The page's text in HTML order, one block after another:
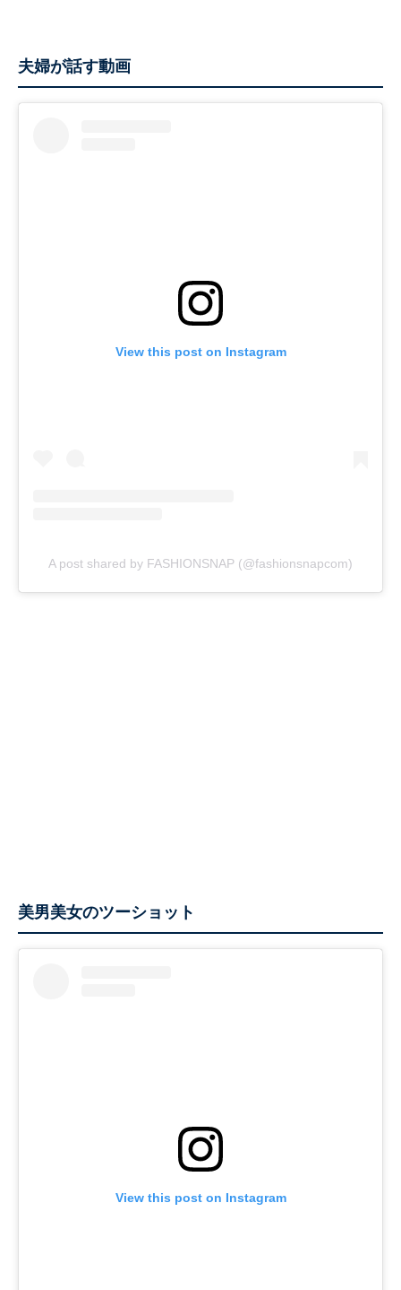
夫婦が話す動画
View this post on Instagram
A post shared by FASHIONSNAP (@fashionsnapcom)
美男美女のツーショット
View this post on Instagram